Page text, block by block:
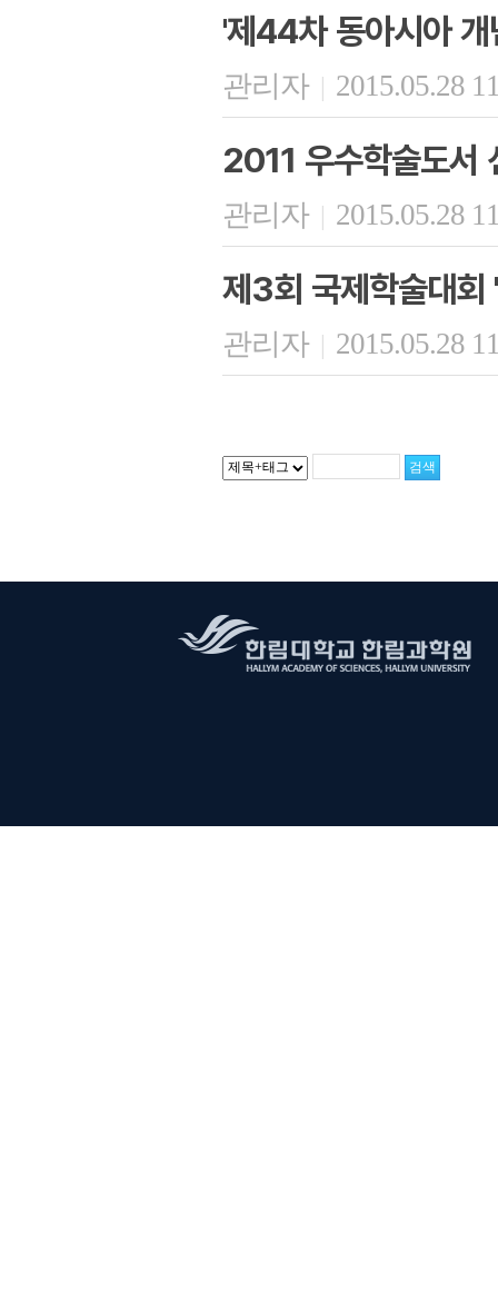
'제44차 동아시아
관리자 | 2015.05.28
2011 우수학술도서
관리자 | 2015.05.28
제3회 국제학술대
관리자 | 2015.05.28